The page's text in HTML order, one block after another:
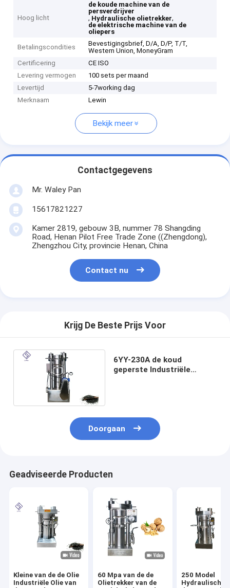
Hoog licht
de koude machine van de
persverdrijver
, Hydraulische olietrekker,
de elektrische machine van de
oliepers
Betalingscondities
Bevestigingsbrief, D/A, D/P, T/T,
Western Union, MoneyGram
Certificering
CE ISO
Levering vermogen
100 sets per maand
Levertijd
5-7working dag
Merknaam
Lewin
Bekijk meer
Contactgegevens
Mr. Waley Pan
15617821227
Kamer 2819, gebouw 3B, nummer 78 Shangding
Road, Henan Pilot Free Trade Zone ((Zhengdong),
Zhengzhou City, provincie Henan, China
Contact nu
Krijg De Beste Prijs Voor
6YY-230A de koud
geperste Industriële
Doorgaan
Geadviseerde Producten
Kleine van de de Olie
Industriële Olie van
60 Mpa van de de
Olietrekker van de
250 Model
Hydraulische